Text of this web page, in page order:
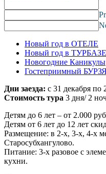
Новый год в ОТЕЛЕ
Новый год в ТУРБАЗЕ
Новогодние Каникулы
Гостеприимный
Дни заезда: с 31 декабря по
Стоимость тура 3 дня/ 2
Детям до 6 лет – от 2.000
Детям от 6 лет до 12 лет
Размещение: в 2-х, 3-х, 4-х
Старосубхангулово.
Питание: 3-х разовое с
кухни.